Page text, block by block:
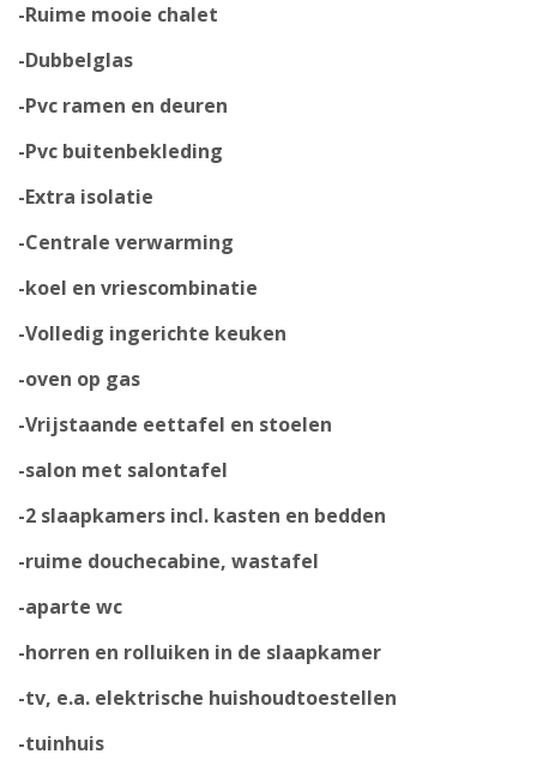
-Ruime mooie chalet
-Dubbelglas
-Pvc ramen en deuren
-Pvc buitenbekleding
-Extra isolatie
-Centrale verwarming
-koel en vriescombinatie
-Volledig ingerichte keuken
-oven op gas
-Vrijstaande eettafel en stoelen
-salon met salontafel
-2 slaapkamers incl. kasten en bedden
-ruime douchecabine, wastafel
-aparte wc
-horren en rolluiken in de slaapkamer
-tv, e.a. elektrische huishoudtoestellen
-tuinhuis